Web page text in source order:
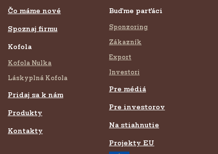
Čo máme nové
Spoznaj firmu
Kofola
Kofola Nulka
Láskyplná Kofola
Pridaj sa k nám
Produkty
Kontakty
Buďme parťáci
Sponzoring
Zákazník
Export
Investori
Pre médiá
Pre investorov
Na stiahnutie
Projekty EU